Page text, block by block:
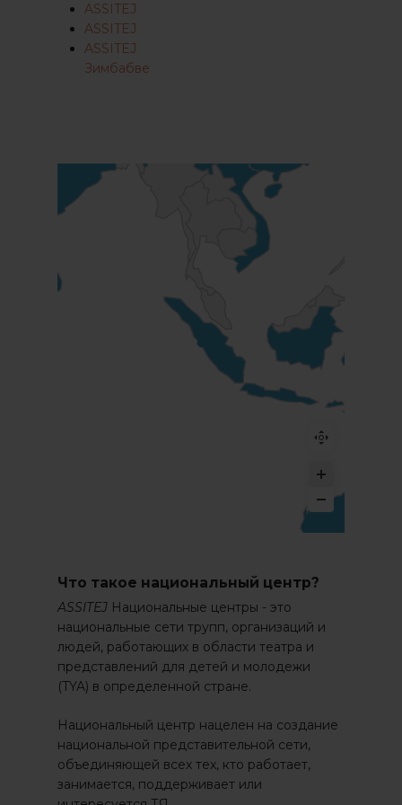
ASSITEJ
ASSITEJ
ASSITEJ
Зимбабве
Что такое национальный центр?
ASSITEJ Национальные центры - это
национальные сети трупп, организаций и
людей, работающих в области театра и
представлений для детей и молодежи
(TYA) в определенной стране.
Национальный центр нацелен на создание
национальной представительной сети,
объединяющей всех тех, кто работает,
занимается, поддерживает или